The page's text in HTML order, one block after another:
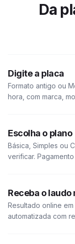
Da
Digite a placa
Formato antigo ou
hora, com marca,
Escolha o plano
Básica, Simples ou
verificar.
Receba o laudo
Resultado online
automatizada com